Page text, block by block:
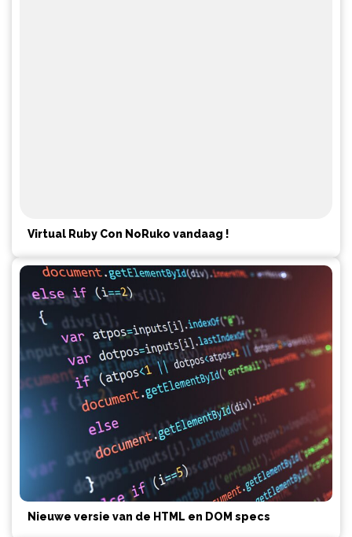
Virtual Ruby Con NoRuko vandaag !
Nieuwe versie van de HTML en DOM specs